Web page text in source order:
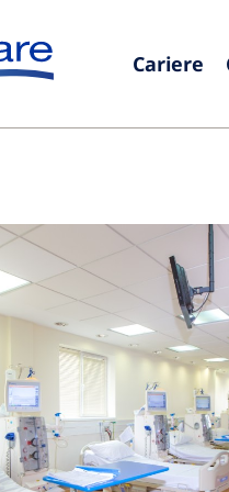
Cariere